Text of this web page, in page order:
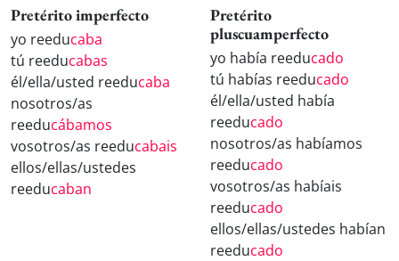
Pretérito imperfecto
yo reeducaba
tú reeducabas
él/ella/usted reeducaba
nosotros/as
reeducábamos
vosotros/as reeducabais
ellos/ellas/ustedes
reeducaban
Pretérito
pluscuamperfecto
yo había reeducado
tú habías reeducado
él/ella/usted había
reeducado
nosotros/as habíamos
reeducado
vosotros/as habíais
reeducado
ellos/ellas/ustedes habían
reeducado